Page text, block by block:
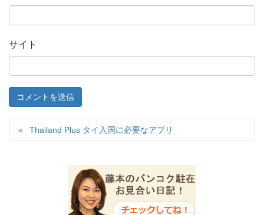
サイト
Thailand Plus タイ入国に必要なアプリ